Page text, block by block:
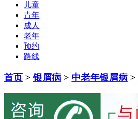
儿童
青年
成人
老年
预约
路线
首页 >银屑病 > 中老年银屑病 >